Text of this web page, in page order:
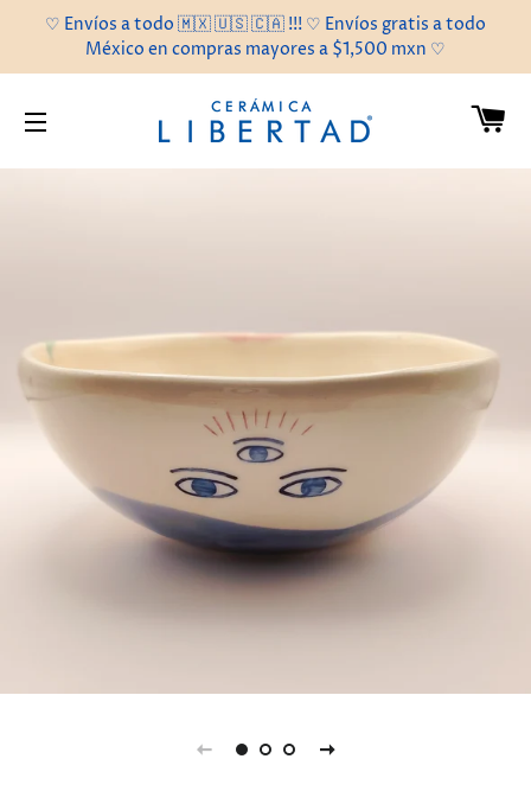
♡ Envíos a todo 🇲🇽 🇺🇸 🇨🇦 !!! ♡ Envíos gratis a todo
México en compras mayores a $1,500 mxn ♡